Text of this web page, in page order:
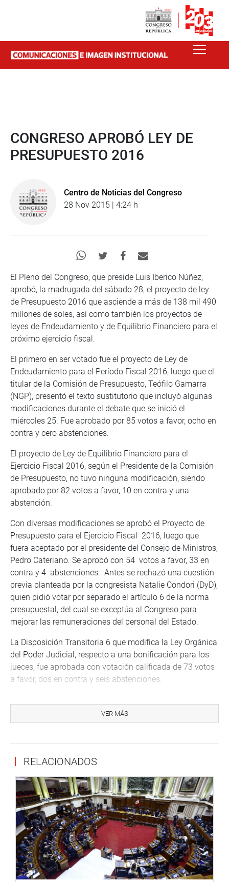
CONGRESO APROBÓ LEY DE
PRESUPUESTO 2016
Centro de Noticias del Congreso
28 Nov 2015 | 4:24 h
El Pleno del Congreso, que preside Luis Iberico Núñez,
aprobó, la madrugada del sábado 28, el proyecto de ley
de Presupuesto 2016 que asciende a más de 138 mil 490
millones de soles, así como también los proyectos de
leyes de Endeudamiento y de Equilibrio Financiero para el
próximo ejercicio fiscal.
El primero en ser votado fue el proyecto de Ley de
Endeudamiento para el Período Fiscal 2016, luego que el
titular de la Comisión de Presupuesto, Teófilo Gamarra
(NGP), presentó el texto sustitutorio que incluyó algunas
modificaciones durante el debate que se inició el
miércoles 25. Fue aprobado por 85 votos a favor, ocho en
contra y cero abstenciones.
El proyecto de Ley de Equilibrio Financiero para el
Ejercicio Fiscal 2016, según el Presidente de la Comisión
de Presupuesto, no tuvo ninguna modificación, siendo
aprobado por 82 votos a favor, 10 en contra y una
abstención.
Con diversas modificaciones se aprobó el Proyecto de
Presupuesto para el Ejercicio Fiscal 2016, luego que
fuera aceptado por el presidente del Consejo de Ministros,
Pedro Cateriano. Se aprobó con 54 votos a favor, 33 en
contra y 4 abstenciones. Antes se rechazó una cuestión
previa planteada por la congresista Natalie Condori (DyD),
quien pidió votar por separado el artículo 6 de la norma
presupuestal, del cual se exceptúa al Congreso para
mejorar las remuneraciones del personal del Estado.
La Disposición Transitoria 6 que modifica la Ley Orgánica
del Poder Judicial, respecto a una bonificación para los
jueces, fue aprobada con votación calificada de 73 votos
a favor, dos en contra y seis abstenciones.
cual se autoriza transferencias de recursos para atender
requerimientos del Sistema Integral de Salud (SIS) y otra
los trabajadores del Poder Judicial y del Ministerio
También se integrarán como parte del cuerpo policial, en
calidad de asimilados, las enfermeras de los hospitales
de la PNP y los servidores profesionales y técnicos de esa
institución.
Igualmente, se exonera al Congreso del artículo 6 de la
Ley de Presupuesto, a fin de que pueda aprobar mejoras
remunerativas a sus servidores. Se incluyó numerosas
VER MÁS
RELACIONADOS